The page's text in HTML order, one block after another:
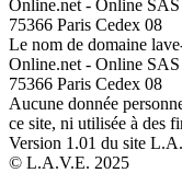
Online.net - Online
75366 Paris Cedex 08
Le nom de domaine
Online.net - Online
75366 Paris Cedex 08
Aucune donnée
ce site, ni utilisée à des
Version 1.01 du site
© L.A.V.E. 2025